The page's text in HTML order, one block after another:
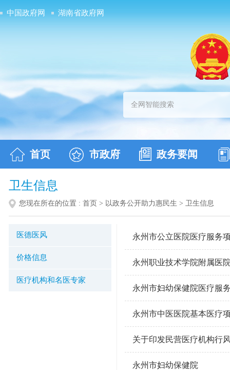
中国政府网 湖南省政府网
首页 市政府 政务要闻
卫生信息
您现在所在的位置 : 首页 > 以政务公开助力惠民生 > 卫生信息
医德医风
价格信息
医疗机构和名医专家
永州市公立医院医疗服务
永州职业技术学院附属医
永州市妇幼保健院医疗服
永州市中医医院基本医疗
关于印发民营医疗机构行
永州市妇幼保健院